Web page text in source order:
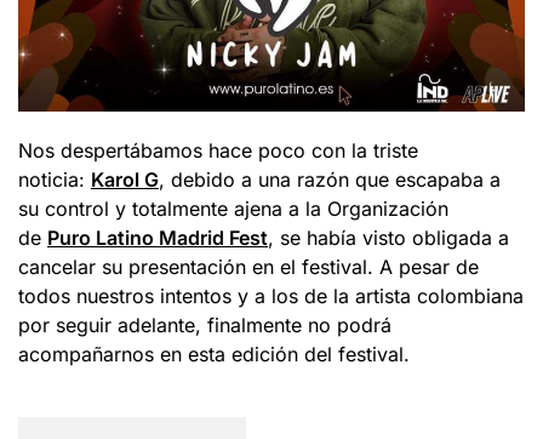
Nos despertábamos hace poco con la triste
noticia: Karol G, debido a una razón que escapaba a
su control y totalmente ajena a la Organización
de Puro Latino Madrid Fest, se había visto obligada a
cancelar su presentación en el festival. A pesar de
todos nuestros intentos y a los de la artista colombiana
por seguir adelante, finalmente no podrá
acompañarnos en esta edición del festival.